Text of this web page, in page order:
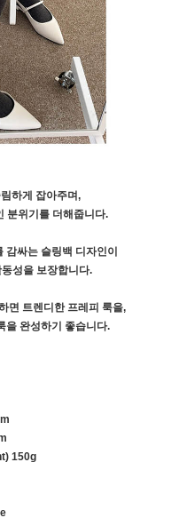
하게 잡아주며,
분위기를 더해줍니다.
감싸는 슬링백 디자인이
성을 보장합니다.
면 트렌디한 프레피 룩을,
을 완성하기 좋습니다.
150g